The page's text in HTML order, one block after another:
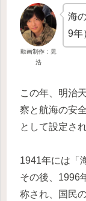
動画制作：晃
浩
海
9年
この年、明治
察と航海の安
として設定さ
1941年には「
その後、1996
称され、国民